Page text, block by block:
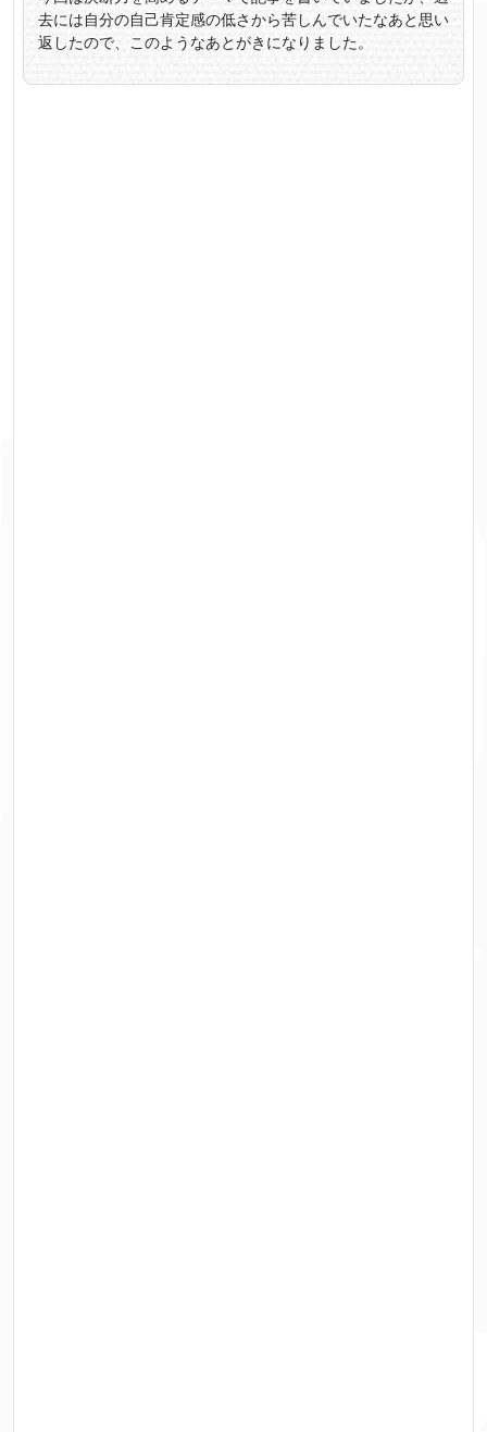
去には自分の自己肯定感の低さから苦しんでいたなあと思い
返したので、このようなあとがきになりました。